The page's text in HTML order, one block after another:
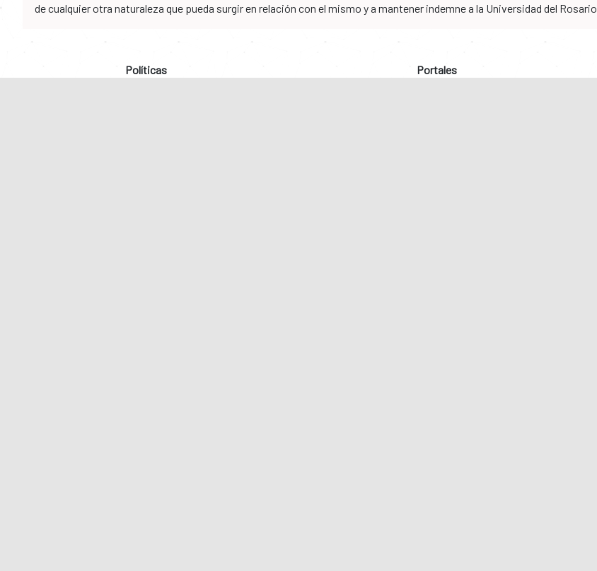
de cualquier otra naturaleza que pueda surgir en relación con el mismo y a mantener indemne a la Universidad del Rosario
Políticas Portales